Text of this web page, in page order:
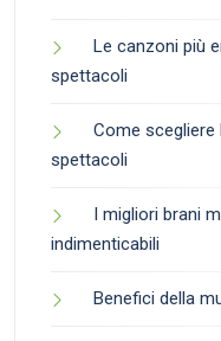
Le canzoni più
spettacoli
Come
spettacoli
I migliori brani
indimenticabili
Benefici della